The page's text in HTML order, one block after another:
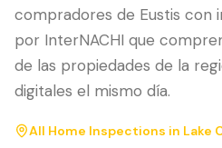
compradores de Eustis con
por InterNACHI que
de las propiedades de la
digitales el mismo día.
All Home Inspections in Lake